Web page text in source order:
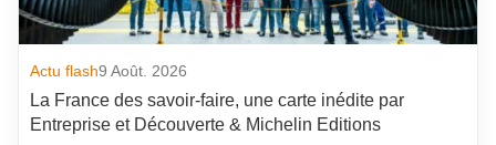
Actu flash9 Août. 2026
La France des savoir-faire, une carte inédite par
Entreprise et Découverte & Michelin Editions